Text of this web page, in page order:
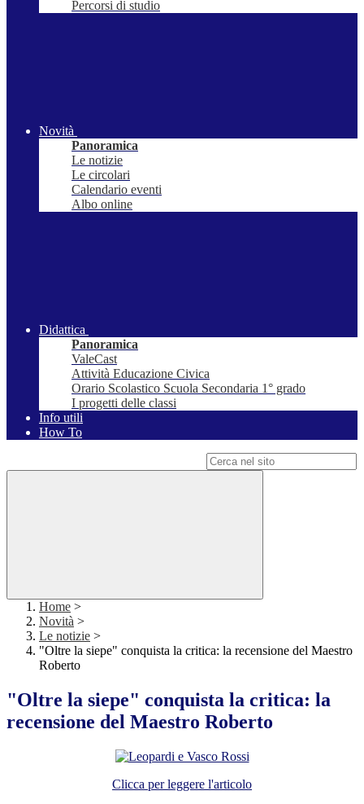
Percorsi di studio
Novità
Panoramica
Le notizie
Le circolari
Calendario eventi
Albo online
Didattica
Panoramica
ValeCast
Attività Educazione Civica
Orario Scolastico Scuola Secondaria 1° grado
I progetti delle classi
Info utili
How To
Home >
Novità >
Le notizie >
"Oltre la siepe" conquista la critica: la recensione del Maestro
Roberto
"Oltre la siepe" conquista la critica: la
recensione del Maestro Roberto
Clicca per leggere l'articolo